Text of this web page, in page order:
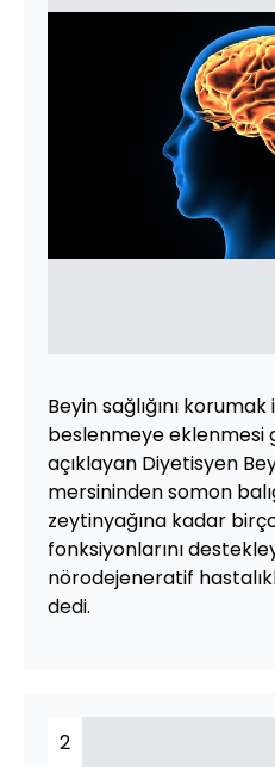
Beyin sağlığını
beslenmeye eklenmesi
açıklayan Diyetisyen
mersininden somon
zeytinyağına kadar
fonksiyonlarını
nörodejeneratif
dedi.
2